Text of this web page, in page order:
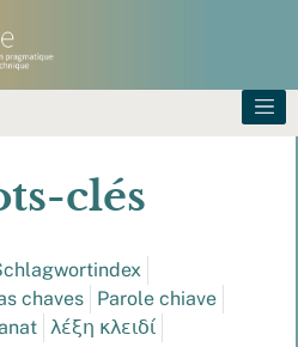
clés
chaves
Parole chiave
λέξη κλειδί